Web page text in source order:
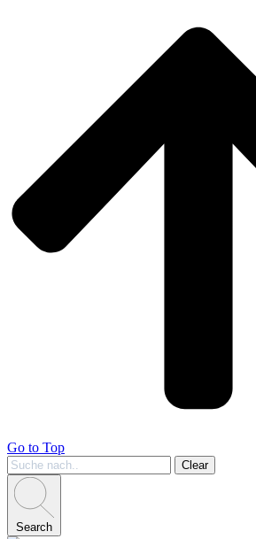
Go to Top
Clear
Search